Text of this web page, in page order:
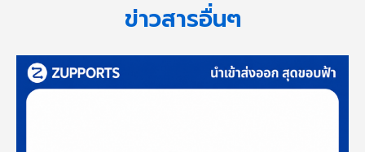
ข่าวสารอื่นๆ